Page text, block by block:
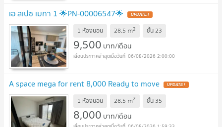
เอ สเปซ เมกา 1 🌟PN-00006547🌟
1 ห้องนอน 28.5 m2 ชั้น23
9,500 บาท/เดือน
06/08/2026 2:00:00
A space mega for rent 8,000 Ready to move
1 ห้องนอน 28.5 m2 ชั้น 35
8,000 บาท/เดือน